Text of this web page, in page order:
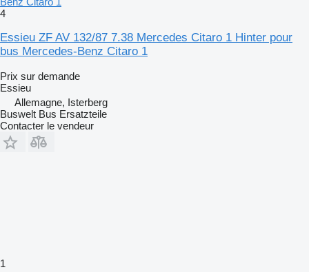
4
Essieu ZF AV 132/87 7.38 Mercedes Citaro 1 Hinter pour
bus Mercedes-Benz Citaro 1
Prix sur demande
Essieu
Allemagne, Isterberg
Buswelt Bus Ersatzteile
Contacter le vendeur
1